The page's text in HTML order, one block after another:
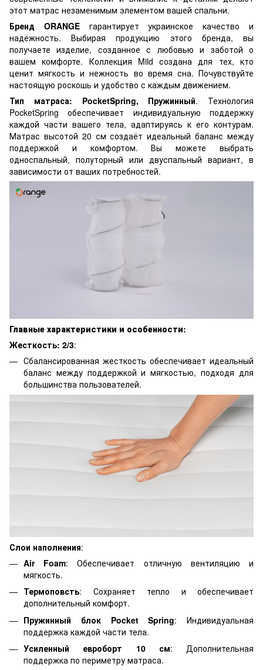
этот матрас незаменимым элементом вашей спальни.
Бренд ORANGEгарантирует украинское качество и
надёжность. Выбирая продукцию этого бренда, вы
получаете изделие, созданное с любовью и заботой о
вашем комфорте. Коллекция Mild создана для тех, кто
ценит мягкость и нежность во время сна. Почувствуйте
настоящую роскошь и удобство с каждым движением.
Тип матраса: PocketSpring, Пружинный. Технология
PocketSpring обеспечивает индивидуальную поддержку
каждой части вашего тела, адаптируясь к его контурам.
Матрас высотой 20 см создаёт идеальный баланс между
поддержкой и комфортом. Вы можете выбрать
односпальный, полуторный или двуспальный вариант, в
зависимости от ваших потребностей.
Главные характеристики и особенности:
Жесткость: 2/3:
Сбалансированная жесткость обеспечивает идеальный
баланс между поддержкой и мягкостью, подходя для
большинства пользователей.
Слои наполнения:
Air Foam: Обеспечивает отличную вентиляцию и
мягкость.
Термоповсть: Сохраняет тепло и обеспечивает
дополнительный комфорт.
Пружинный блок Pocket Spring: Индивидуальная
поддержка каждой части тела.
Усиленный евроборт 10 см: Дополнительная
поддержка по периметру матраса.